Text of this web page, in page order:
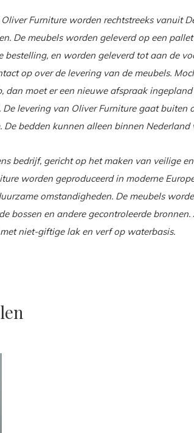
Furniture worden rechtstreeks vanuit
De meubels worden geleverd op een
bestelling, en worden geleverd tot aan de
op over de levering van de meubels.
dan moet er een nieuwe afspraak
levering van Oliver Furniture gaat buiten
bedden kunnen alleen binnen Nederland
bedrijf, gericht op het maken van veilige
worden geproduceerd in moderne
omstandigheden. De meubels
bossen en andere gecontroleerde
niet-giftige lak en verf op waterbasis.